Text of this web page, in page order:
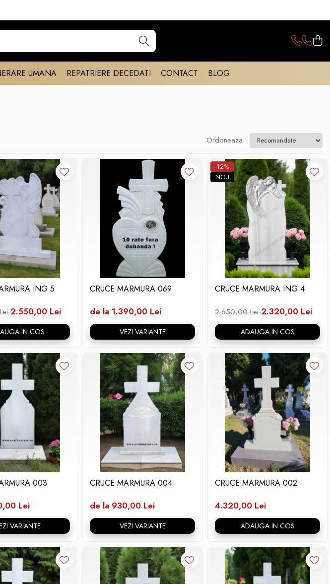
UMANA REPATRIERE DECEDATI CONTACT BLOG
Ordoneaza:
ING 5
2.550,00 Lei
IN COS
CRUCE MARMURA 069
de la 1.390,00 Lei
VEZI VARIANTE
-12%
NOU
CRUCE MARMURA ING 4
2.650,00 Lei2.320,00 Lei
ADAUGA IN COS
003
Lei
VARIANTE
CRUCE MARMURA 004
de la 930,00 Lei
VEZI VARIANTE
CRUCE MARMURA 002
4.320,00 Lei
ADAUGA IN COS